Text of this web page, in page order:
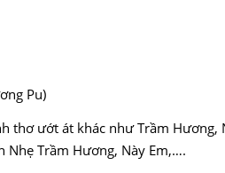
Pu)
thơ ướt át khác như Trầm
Nhẹ Trầm Hương, Này Em,….